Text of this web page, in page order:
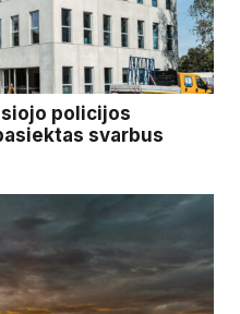
policijos
svarbus